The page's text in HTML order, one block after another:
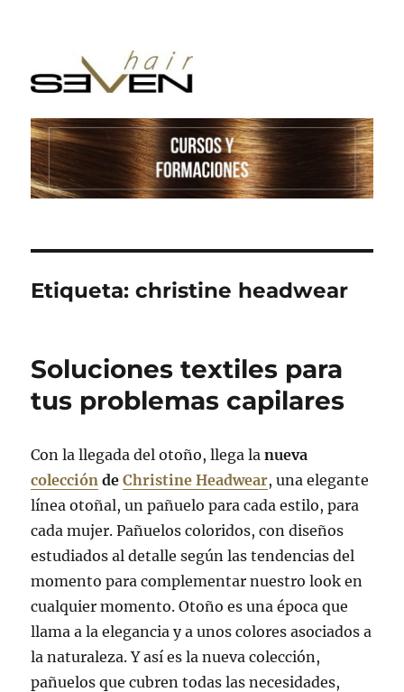
Etiqueta:christine headwear
Soluciones textiles para
tus problemas capilares
Con la llegada del otoño, llega lanueva
colección deChristine Headwear, una elegante
línea otoñal, un pañuelo para cada estilo, para
cada mujer. Pañuelos coloridos, con diseños
estudiados al detalle según las tendencias del
momento para complementar nuestro look en
cualquier momento. Otoño es una época que
llama a la elegancia y a unos colores asociados a
la naturaleza. Y así es la nueva colección,
pañuelos que cubren todas las necesidades,